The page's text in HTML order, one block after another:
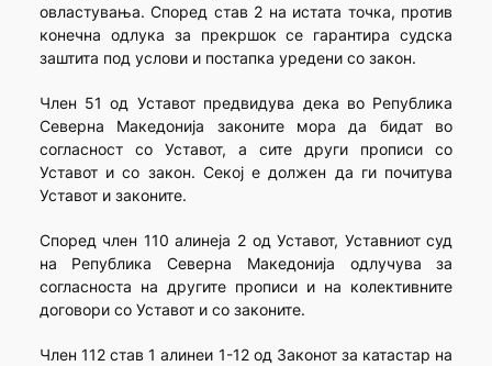
овластувања. Според став 2 на истата точка, против
конечна одлука за прекршок се гарантира судска
заштита под услови и постапка уредени со закон.
Член 51 од Уставот предвидува дека во Република
Северна Македонија законите мора да бидат во
согласност со Уставот, а сите други прописи со
Уставот и со закон. Секој е должен да ги почитува
Уставот и законите.
Според член 110 алинеја 2 од Уставот, Уставниот суд
на Република Северна Македонија одлучува за
согласноста на другите прописи и на колективните
договори со Уставот и со законите.
Член 112 став 1 алинеи 1-12 од Законот за катастар на